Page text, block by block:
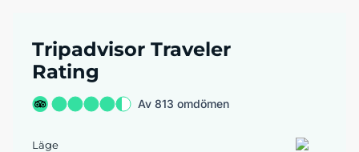
Tripadvisor Traveler
Rating
Av 813 omdömen
Läge